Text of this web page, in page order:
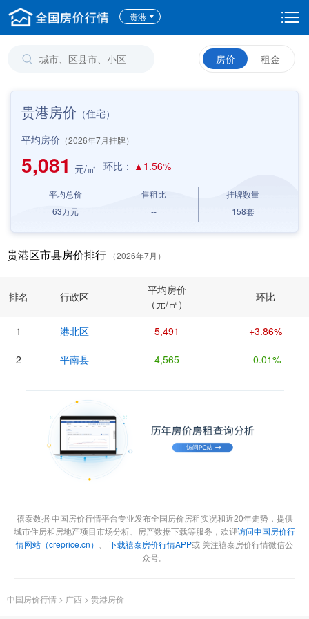
贵港
房价 租金
贵港房价 （住宅）
平均房价 （2026年7月挂牌）
5,081 元/㎡ 环比： ▲1.56%
平均总价
63万元
售租比
--
挂牌数量
158套
贵港区市县房价排行 （2026年7月）
排名 行政区
平均房价
（元/㎡）
环比
1 港北区 5,491 +3.86%
2 平南县 4,565 -0.01%
禧泰数据·中国房价行情平台专业发布全国房价房租实况和近20年走势，提供
城市住房和房地产项目市场分析、房产数据下载等服务，欢迎访问中国房价行
情网站（creprice.cn）
下载禧泰房价行情APP或 关注禧泰房价行情微信公
众号。
中国房价行情 > 广西 > 贵港房价